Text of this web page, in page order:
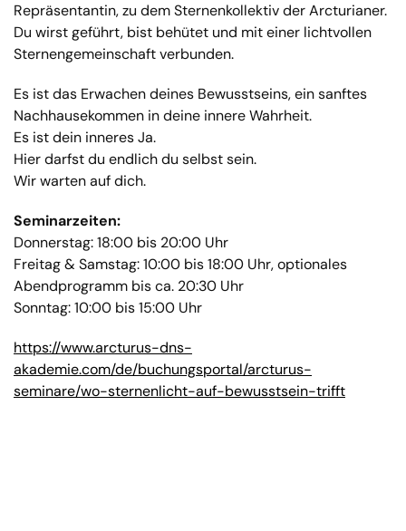
Repräsentantin, zu dem Sternenkollektiv der Arcturianer.
Du wirst geführt, bist behütet und mit einer lichtvollen
Sternengemeinschaft verbunden.
Es ist das Erwachen deines Bewusstseins, ein sanftes
Nachhausekommen in deine innere Wahrheit.
Es ist dein inneres Ja.
Hier darfst du endlich du selbst sein.
Wir warten auf dich.
Seminarzeiten:
Donnerstag: 18:00 bis 20:00 Uhr
Freitag & Samstag: 10:00 bis 18:00 Uhr, optionales
Abendprogramm bis ca. 20:30 Uhr
Sonntag: 10:00 bis 15:00 Uhr
https://www.arcturus-dns-
akademie.com/de/buchungsportal/arcturus-
seminare/wo-sternenlicht-auf-bewusstsein-trifft